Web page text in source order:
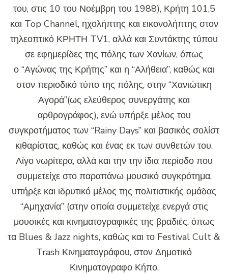
του, στις 10 του Νοέμβρη του 1988), Κρήτη 101,5
και Top Channel, ηχολήπτης και εικονολήπτης στον
τηλεοπτικό ΚΡΗΤΗ TV1, αλλά και Συντάκτης τύπου
σε εφημερίδες της πόλης των Χανίων, όπως
ο “Αγώνας της Κρήτης” και η “Αλήθεια”, καθώς και
στον περιοδικό τύπο της πόλης, στην “Χανιώτικη
Αγορά”(ως ελεύθερος συνεργάτης και
αρθρογράφος), ενώ υπήρξε μέλος του
συγκροτήματος των “Rainy Days” και βασικός σολίστ
κιθαρίστας, καθώς και ένας εκ των συνθετών του.
Λίγο νωρίτερα, αλλά και την την ίδια περίοδο που
συμμετείχε στο παραπάνω μουσικό συγκρότημα,
υπήρξε και ιδρυτικό μέλος της πολιτιστικής ομάδας
“Αμηχανία” (στην οποία συμμετείχε ενεργά στις
μουσικές και κινηματογραφικές της βραδιές, όπως
τα Blues & Jazz nights, καθώς και το Festival Cult &
Trash Κινηματογράφου, στον Δημοτικό
Κινηματογραφο Κήπο.